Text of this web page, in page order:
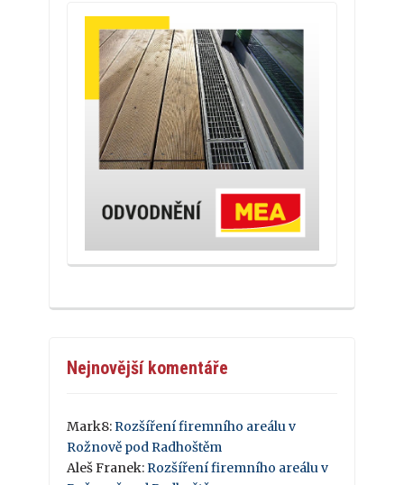
Nejnovější komentáře
Mark8: Rozšíření firemního areálu v
Rožnově pod Radhoštěm
Aleš Franek: Rozšíření firemního areálu v